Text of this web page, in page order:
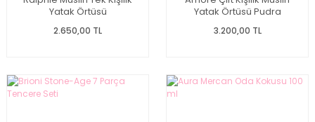
Yatak Örtüsü
2.650,00 TL
Yatak Örtüsü Pudra
3.200,00 TL